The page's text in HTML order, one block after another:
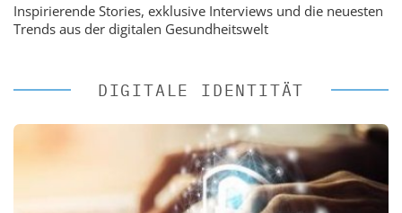
Inspirierende Stories, exklusive Interviews und die neuesten
Trends aus der digitalen Gesundheitswelt
DIGITALE IDENTITÄT